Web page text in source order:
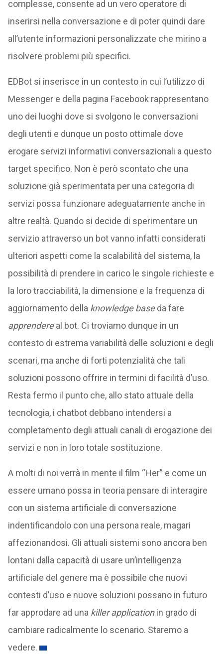
complesse, consente ad un vero operatore di
inserirsi nella conversazione e di poter quindi dare
all’utente informazioni personalizzate che mirino a
risolvere problemi più specifici.
EDBot si inserisce in un contesto in cui l’utilizzo di
Messenger e della pagina Facebook rappresentano
uno dei luoghi dove si svolgono le conversazioni
degli utenti e dunque un posto ottimale dove
erogare servizi informativi conversazionali a questo
target specifico. Non è però scontato che una
soluzione già sperimentata per una categoria di
servizi possa funzionare adeguatamente anche in
altre realtà. Quando si decide di sperimentare un
servizio attraverso un bot vanno infatti considerati
ulteriori aspetti come la scalabilità del sistema, la
possibilità di prendere in carico le singole richieste e
la loro tracciabilità, la dimensione e la frequenza di
aggiornamento della knowledge baseda fare
apprendereal bot. Ci troviamo dunque in un
contesto di estrema variabilità delle soluzioni e degli
scenari, ma anche di forti potenzialità che tali
soluzioni possono offrire in termini di facilità d’uso.
Resta fermo il punto che, allo stato attuale della
tecnologia, i chatbot debbano intendersi a
completamento degli attuali canali di erogazione dei
servizi e non in loro totale sostituzione.
A molti di noi verrà in mente il film “Her” e come un
essere umano possa in teoria pensare di interagire
con un sistema artificiale di conversazione
indentificandolo con una persona reale, magari
affezionandosi. Gli attuali sistemi sono ancora ben
lontani dalla capacità di usare un’intelligenza
artificiale del genere ma è possibile che nuovi
contesti d’uso e nuove soluzioni possano in futuro
far approdare ad una killer applicationin grado di
cambiare radicalmente lo scenario. Staremo a
vedere.